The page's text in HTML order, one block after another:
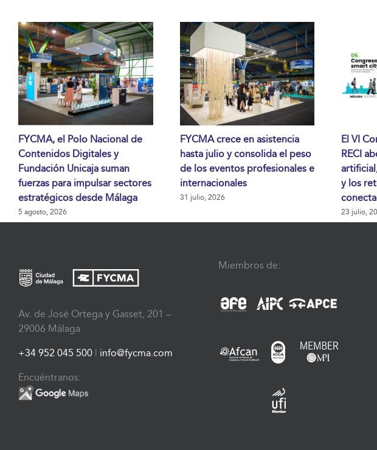
FYCMA, el Polo Nacional de
Contenidos Digitales y
Fundación Unicaja suman
fuerzas para impulsar sectores
estratégicos desde Málaga
5 agosto, 2026
FYCMA crece en asistencia
hasta julio y consolida el peso
de los eventos profesionales e
internacionales
31 julio, 2026
El VI
RECI
y los
23 julio,
Av. de José Ortega y Gasset, 201 –
29006 Málaga
+34 952 045 500 info@fycma.com
Encuéntranos:
Miembros de: